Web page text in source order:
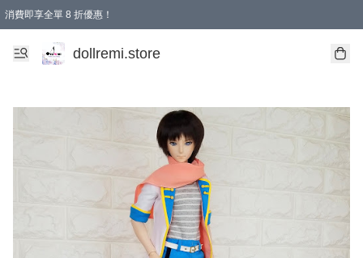
消費即享全單 8 折優惠！
購物滿 HKD 1500.00即享免運費優惠！（適用於 本地送貨、本地取貨、國際送貨 )
dollremi.store